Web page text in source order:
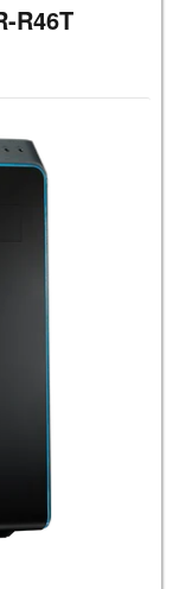
R46T